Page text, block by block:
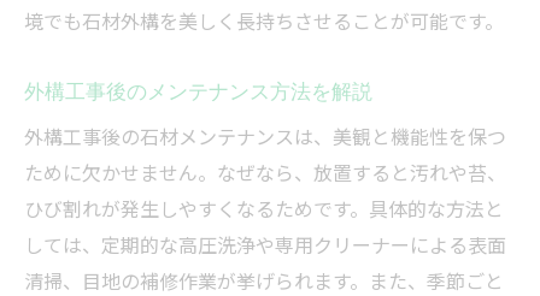
境でも石材外構を美しく長持ちさせることが可能です。
外構工事後のメンテナンス方法を解説
外構工事後の石材メンテナンスは、美観と機能性を保つ
ために欠かせません。なぜなら、放置すると汚れや苔、
ひび割れが発生しやすくなるためです。具体的な方法と
しては、定期的な高圧洗浄や専用クリーナーによる表面
清掃、目地の補修作業が挙げられます。また、季節ごと